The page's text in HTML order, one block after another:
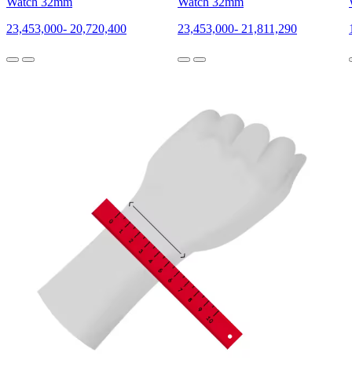
23,453,000- 20,720,400
23,453,000- 21,811,290